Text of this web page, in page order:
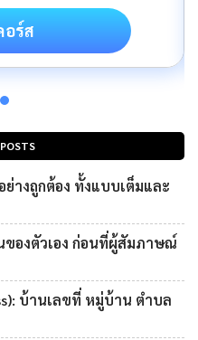
างถูกต้อง ทั้งแบบเต็มและ
ของตัวเอง ก่อนที่ผู้สัมภาษณ์
บ้านเลขที่ หมู่บ้าน ตำบล
อร์ส